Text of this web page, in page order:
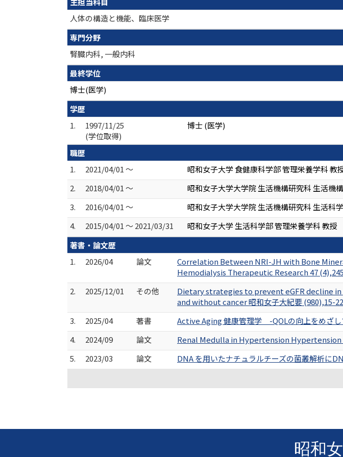
人体の構造と機能、臨床医学
専門分野
腎臓内科, 一般内科
最終学位
博士(医学)
学歴
1.
1997/11/25
(学位取得)
博士 (医学)
職歴
1.
2021/04/01 ～
昭和女子大学 食健康科学部 管理栄養学科 教
2.
2018/04/01 ～
昭和女子大学大学院 生活機構研究科 生活機
3.
2016/04/01 ～
昭和女子大学大学院 生活機構研究科 生活科
4.
2015/04/01 ～ 2021/03/31
昭和女子大学 生活科学部 管理栄養学科 教授
著書・論文歴
1.
2026/04 論文
Correlation Between NRI-JH with Bone
Hemodialysis Therapeutic Research 47
2.
2025/12/01 その他
Dietary strategies to prevent eGFR decline
and without cancer 昭和女子大紀要 (980),15-
3.
2025/04 著書
Active Aging 健康管理学 -QOLの向上をめざし
4.
2024/09 論文
Renal Medulla in Hypertension Hypertension .
5.
2023/03 論文
DNA を用いたナチュラルチーズの菌叢解析に
昭和